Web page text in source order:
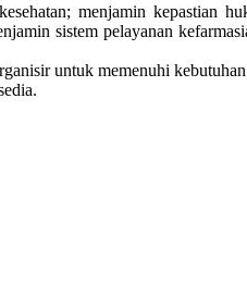
menjamin kepastian
sistem pelayanan
untuk memenuhi